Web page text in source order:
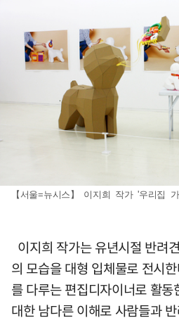
【서울=뉴시스】 이지희 작가 '우리집
이지희 작가는 유년시절 반려
의 모습을 대형 입체물로 전시
를 다루는 편집디자이너로 활
대한 남다른 이해로 사람들과